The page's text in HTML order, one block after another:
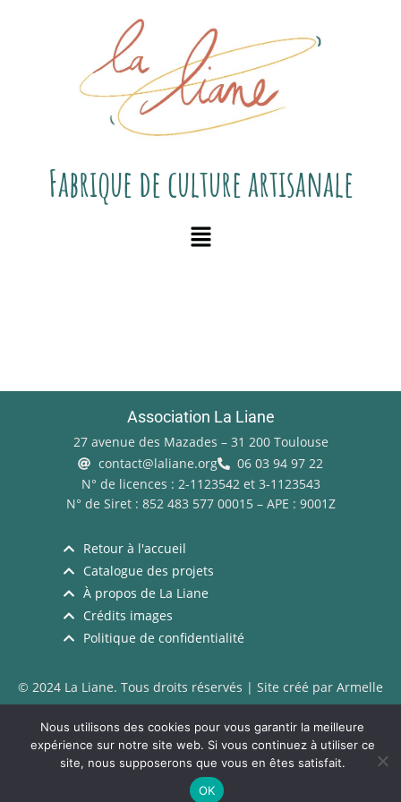
Fabrique de culture artisanale
Association La Liane
27 avenue des Mazades – 31 200 Toulouse
contact@laliane.org
06 03 94 97 22
N° de licences : 2-1123542 et 3-1123543
N° de Siret : 852 483 577 00015 – APE : 9001Z
Retour à l'accueil
Catalogue des projets
À propos de La Liane
Crédits images
Politique de confidentialité
© 2024 La Liane. Tous droits réservés | Site créé par Armelle
Loiseau – IllustrationsHélène Copin
Nous utilisons des cookies pour vous garantir la meilleure
expérience sur notre site web. Si vous continuez à utiliser ce
site, nous supposerons que vous en êtes satisfait.
OK